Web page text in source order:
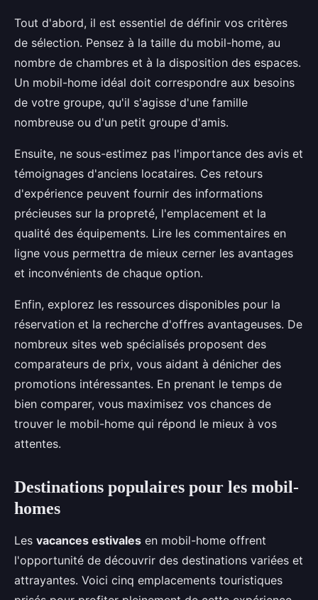
Tout d'abord, il est essentiel de définir vos critères
de sélection. Pensez à la taille du mobil-home, au
nombre de chambres et à la disposition des espaces.
Un mobil-home idéal doit correspondre aux besoins
de votre groupe, qu'il s'agisse d'une famille
nombreuse ou d'un petit groupe d'amis.
Ensuite, ne sous-estimez pas l'importance des avis et
témoignages d'anciens locataires. Ces retours
d'expérience peuvent fournir des informations
précieuses sur la propreté, l'emplacement et la
qualité des équipements. Lire les commentaires en
ligne vous permettra de mieux cerner les avantages
et inconvénients de chaque option.
Enfin, explorez les ressources disponibles pour la
réservation et la recherche d'offres avantageuses. De
nombreux sites web spécialisés proposent des
comparateurs de prix, vous aidant à dénicher des
promotions intéressantes. En prenant le temps de
bien comparer, vous maximisez vos chances de
trouver le mobil-home qui répond le mieux à vos
attentes.
Destinations populaires pour les mobil-
homes
Les vacances estivales en mobil-home offrent
l'opportunité de découvrir des destinations variées et
attrayantes. Voici cinq emplacements touristiques